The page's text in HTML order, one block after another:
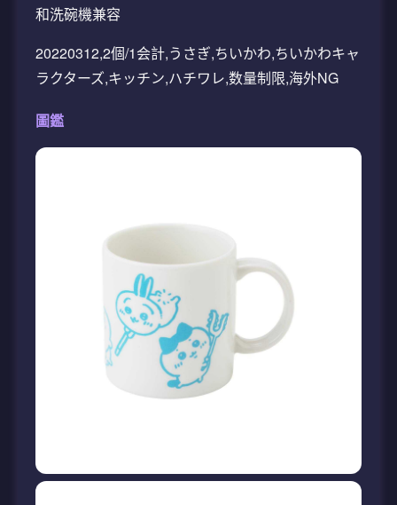
和洗碗機兼容
20220312,2個/1会計,うさぎ,ちいかわ,ちいかわキャ
ラクターズ,キッチン,ハチワレ,数量制限,海外NG
圖鑑